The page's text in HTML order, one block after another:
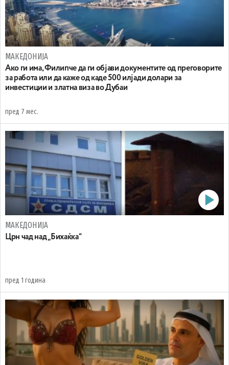
МАКЕДОНИЈА
Ако ги има, Филипче да ги објави документите од преговорите
за работа или да каже од каде 500 илјади долари за
инвестиции и златна виза во Дубаи
пред 7 мес.
МАКЕДОНИЈА
Црн чад над „Бихаќка“
пред 1 година